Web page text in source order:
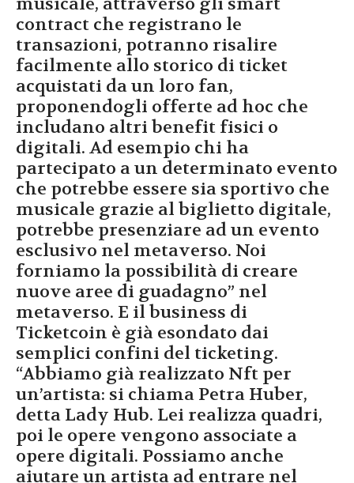
contract che registrano le
transazioni, potranno risalire
facilmente allo storico di ticket
acquistati da un loro fan,
proponendogli offerte ad hoc che
includano altri benefit fisici o
digitali. Ad esempio chi ha
partecipato a un determinato evento
che potrebbe essere sia sportivo che
musicale grazie al biglietto digitale,
potrebbe presenziare ad un evento
esclusivo nel metaverso. Noi
forniamo la possibilità di creare
nuove aree di guadagno” nel
metaverso. E il business di
Ticketcoin è già esondato dai
semplici confini del ticketing.
“Abbiamo già realizzato Nft per
un’artista: si chiama Petra Huber,
detta Lady Hub. Lei realizza quadri,
poi le opere vengono associate a
opere digitali. Possiamo anche
aiutare un artista ad entrare nel